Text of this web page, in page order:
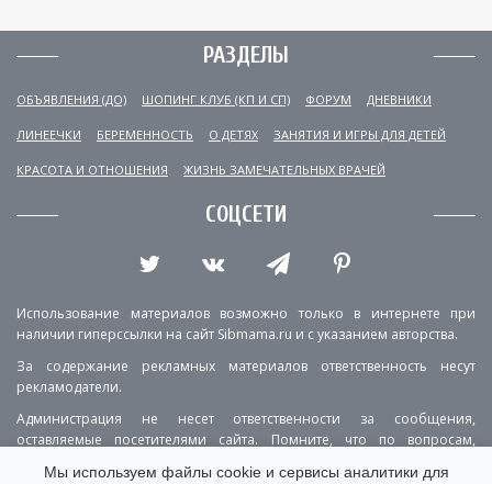
РАЗДЕЛЫ
ОБЪЯВЛЕНИЯ (ДО) ШОПИНГ КЛУБ (КП И СП) ФОРУМ ДНЕВНИКИ
ЛИНЕЕЧКИ БЕРЕМЕННОСТЬ О ДЕТЯХ ЗАНЯТИЯ И ИГРЫ ДЛЯ ДЕТЕЙ
КРАСОТА И ОТНОШЕНИЯ ЖИЗНЬ ЗАМЕЧАТЕЛЬНЫХ ВРАЧЕЙ
СОЦСЕТИ
Использование материалов возможно только в интернете при
наличии гиперссылки на сайт Sibmama.ru и с указанием авторства.
За содержание рекламных материалов ответственность несут
рекламодатели.
Администрация не несет ответственности за сообщения,
оставляемые посетителями сайта. Помните, что по вопросам,
Мы используем файлы cookie и сервисы аналитики для